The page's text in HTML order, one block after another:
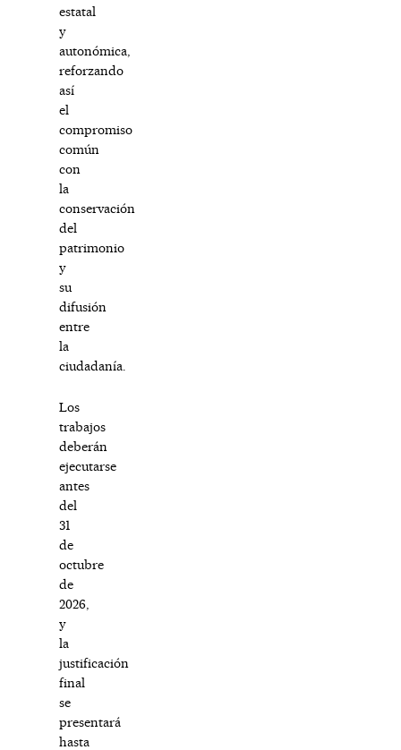
estatal
y
autonómica,
reforzando
así
el
compromiso
común
con
la
conservación
del
patrimonio
y
su
difusión
entre
la
ciudadanía.
Los
trabajos
deberán
ejecutarse
antes
del
31
de
octubre
de
2026,
y
la
justificación
final
se
presentará
hasta